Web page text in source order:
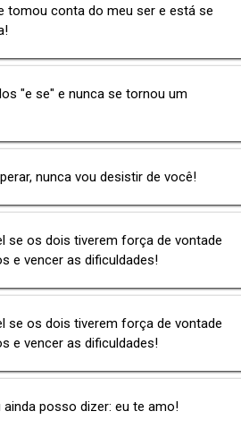
tomou conta do meu ser e está se
"e se" e nunca se tornou um
nunca vou desistir de você!
se os dois tiverem força de vontade
e vencer as dificuldades!
se os dois tiverem força de vontade
e vencer as dificuldades!
posso dizer: eu te amo!